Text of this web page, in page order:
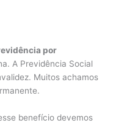
por
A Previdência Social
Muitos achamos
benefício devemos